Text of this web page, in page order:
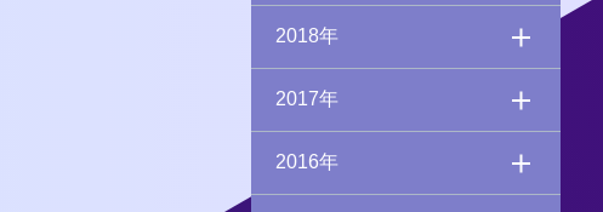
2018年
2017年
2016年